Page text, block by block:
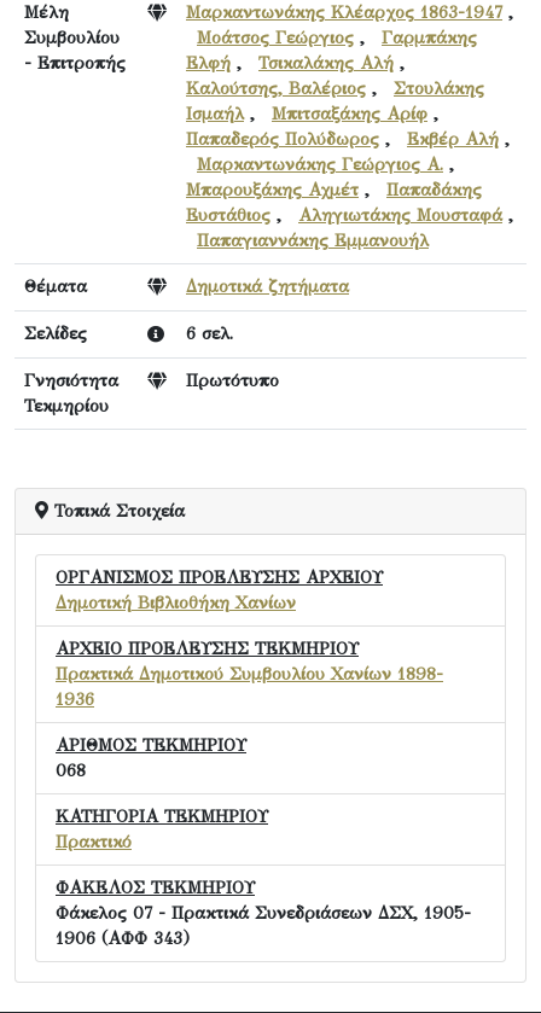
Μέλη
Συμβουλίου
- Επιτροπής
Μαρκαντωνάκης Κλέαρχος 1863-1947,
Μοάτσος Γεώργιος , Γαρμπάκης
Ελφή , Τσικαλάκης Αλή ,
Καλούτσης, Βαλέριος , Στουλάκης
Ισμαήλ, Μπιτσαξάκης Αρίφ ,
Παπαδερός Πολύδωρος , Εκβέρ Αλή ,
Μαρκαντωνάκης Γεώργιος Α. ,
Μπαρουξάκης Αχμέτ , Παπαδάκης
Ευστάθιος , Αληγιωτάκης Μουσταφά,
Παπαγιαννάκης Εμμανουήλ
Θέματα Δημοτικά ζητήματα
Σελίδες 6 σελ.
Γνησιότητα
Τεκμηρίου
Πρωτότυπο
Τοπικά Στοιχεία
ΟΡΓΑΝΙΣΜΟΣ ΠΡΟΕΛΕΥΣΗΣ ΑΡΧΕΙΟΥ
Δημοτική Βιβλιοθήκη Χανίων
ΑΡΧΕΙΟ ΠΡΟΕΛΕΥΣΗΣ ΤΕΚΜΗΡΙΟΥ
Πρακτικά Δημοτικού Συμβουλίου Χανίων 1898-
1936
ΑΡΙΘΜΟΣ ΤΕΚΜΗΡΙΟΥ
068
ΚΑΤΗΓΟΡΙΑ ΤΕΚΜΗΡΙΟΥ
Πρακτικό
ΦΑΚΕΛΟΣ ΤΕΚΜΗΡΙΟΥ
Φάκελος 07 - Πρακτικά Συνεδριάσεων ΔΣΧ, 1905-
1906 (ΑΦΦ 343)